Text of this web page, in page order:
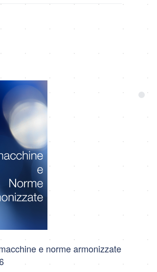
e norme armonizzate